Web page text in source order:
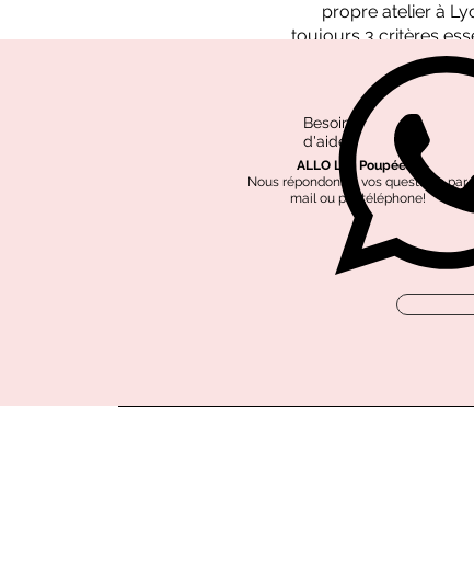
propre atelier à
toujours 3 critères
Besoin
d'aide?
ALLO Les Poupées?
Nous répondons à vos questions par
mail ou par téléphone!